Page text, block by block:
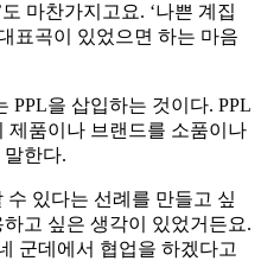
마찬가지고요. ‘나쁜 계집
표곡이 있었으면 하는 마음
PPL을 삽입하는 것이다. PPL
제품이나 브랜드를 소품이나
한다.
있다는 선례를 만들고 싶
고 싶은 생각이 있었거든요.
군데에서 협업을 하겠다고